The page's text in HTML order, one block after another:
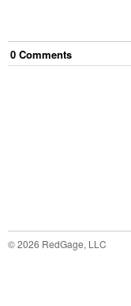
0 Comments
©2026 RedGage, LLC